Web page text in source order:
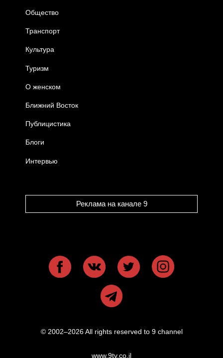
Общество
Транспорт
Культура
Туризм
О женском
Ближний Восток
Публицистика
Блоги
Интервью
Реклама на канале 9
© 2002–2026 All rights reserved to 9 channel
www.9tv.co.il